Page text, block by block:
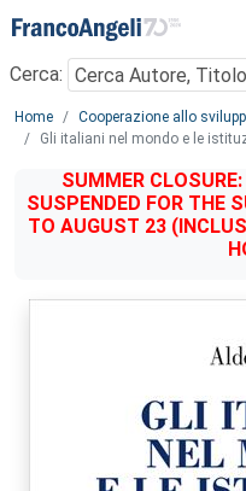
Menu
Cerca:
Main content
Home
Cooperazione allo
Gli italiani nel mondo e le
SUMMER
SUSPENDED FOR THE
TO AUGUST 23